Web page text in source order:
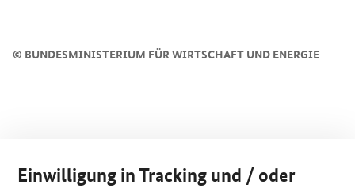
© BUNDESMINISTERIUM FÜR WIRTSCHAFT UND ENERGIE
Einwilligung in Tracking und / oder